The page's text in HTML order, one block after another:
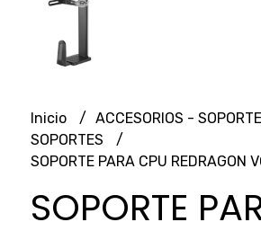
Inicio
ACCESORIOS -
SOPORTES
SOPORTE PARA CPU REDRAGON
SOPORTE